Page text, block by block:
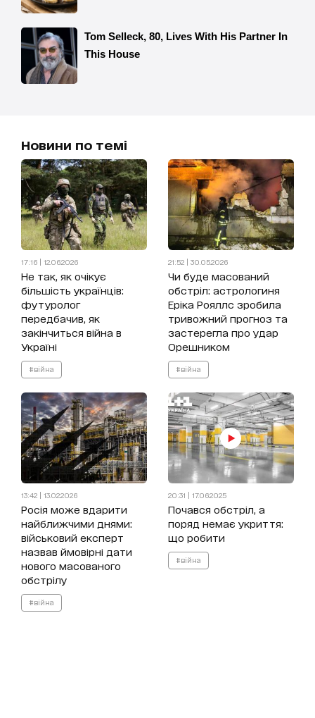
Новини по темі
17:16 | 12.06.2026
Не так, як очікує
більшість українців:
футуролог
передбачив, як
закінчиться війна в
Україні
#війна
21:52 | 30.05.2026
Чи буде масований
обстріл: астрологиня
Еріка Рояллс зробила
тривожний прогноз та
застерегла про удар
Орешником
#війна
13:42 | 13.02.2026
Росія може вдарити
найближчими днями:
військовий експерт
назвав ймовірні дати
нового масованого
обстрілу
#війна
20:31 | 17.06.2025
Почався обстріл, а
поряд немає укриття:
що робити
#війна